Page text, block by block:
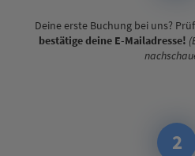
Deine erste Buchung bei uns?
bestätige deine E-Mailadresse!
2